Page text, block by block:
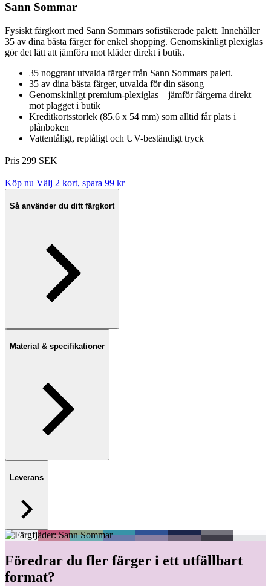
Sann Sommar
Fysiskt färgkort med Sann Sommars sofistikerade palett. Innehåller
35 av dina bästa färger för enkel shopping. Genomskinligt plexiglas
gör det lätt att jämföra mot kläder direkt i butik.
35 noggrant utvalda färger från Sann Sommars palett.
35 av dina bästa färger, utvalda för din säsong
Genomskinligt premium-plexiglas – jämför färgerna direkt
mot plagget i butik
Kreditkortsstorlek (85.6 x 54 mm) som alltid får plats i
plånboken
Vattentåligt, reptåligt och UV-beständigt tryck
Pris 299 SEK
Köp nu Välj 2 kort, spara 99 kr
Så använder du ditt färgkort
Material & specifikationer
Leverans
Föredrar du fler färger i ett utfällbart
format?